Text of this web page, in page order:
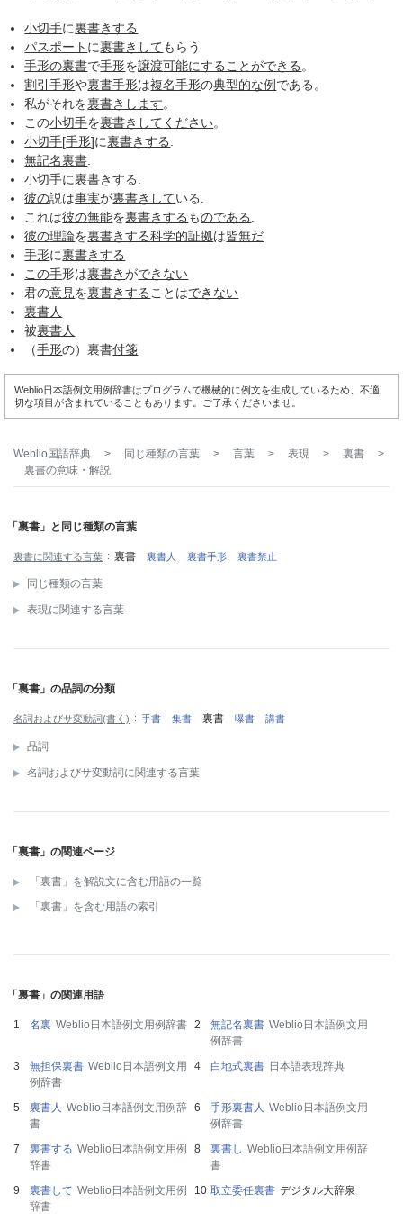
小切手に裏書きする
パスポート に裏書きしてもらう
手形の裏書で手形を譲渡可能にすることができる 。
割引手形や裏書手形は複名手形の典型的な例 である。
私がそれを裏書きします。
この小切手を裏書きして ください。
小切手[手形]に裏書きする
無記名裏書
小切手に裏書きする
彼の説は事実が裏書きしている.
これは彼の無能を裏書きする ものである
彼の理論を裏書きする科学的証拠は皆無だ
手形に裏書きする
この手形は裏書きができない
君の意見を裏書きする ことはできない
裏書人
被裏書人
（手形の）裏書付箋
Weblio日本語例文用例辞書はプログラムで機械的に例文を生成しているため、不適
切な項目が含まれていることもあります。ご了承くださいませ。
Weblio国語辞典 > 同じ種類の言葉 > 言葉 > 表現 > 裏書
>
裏書の意味・解説
「裏書」と同じ種類の言葉
裏書に関連する言葉 裏書 裏書人 裏書手形 裏書禁止
同じ種類の言葉
表現に関連する言葉
「裏書」の品詞の分類
名詞およびサ変動詞(書く) 手書 集書 裏書 曝書 講書
品詞
名詞およびサ変動詞に関連する言葉
「裏書」の関連ページ
「裏書」を解説文に含む用語の一覧
「裏書」を含む用語の索引
「裏書」の関連用語
名裏 Weblio日本語例文用例辞書 無記名裏書 Weblio日本語例文用
例辞書
無担保裏書 Weblio日本語例文用
例辞書
白地式裏書 日本語表現辞典
裏書人 Weblio日本語例文用例辞
書
手形裏書人 Weblio日本語例文用
例辞書
裏書する Weblio日本語例文用例
辞書
裏書し Weblio日本語例文用例辞
書
裏書して Weblio日本語例文用例
辞書
取立委任裏書 デジタル大辞泉